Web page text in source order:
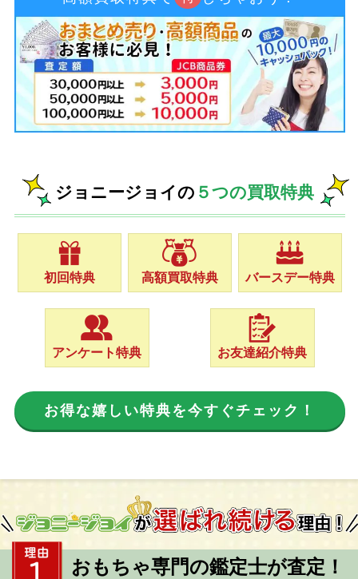
ジョニージョイの ５つの買取特典
初回特典 高額買取特典 バースデー特典
アンケート特典 お友達紹介特典
お得な嬉しい特典を今すぐチェック！
おもちゃ専門の鑑定士が査定！